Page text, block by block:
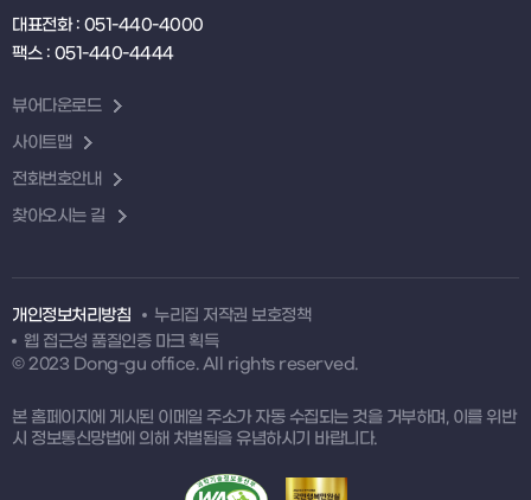
대표전화 : 051-440-4000
팩스 : 051-440-4444
뷰어다운로드
사이트맵
전화번호안내
찾아오시는 길
개인정보처리방침
누리집 저작권 보호정책
웹 접근성 품질인증 마크 획득
© 2023 Dong-gu office. All rights reserved.
본 홈페이지에 게시된 이메일 주소가 자동 수집되는 것을 거부하며, 이를 위반
시 정보통신망법에 의해 처벌됨을 유념하시기 바랍니다.